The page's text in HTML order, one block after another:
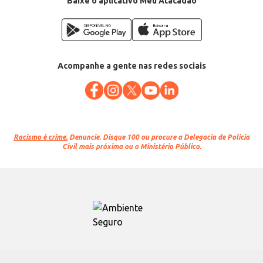
Acompanhe a gente nas redes sociais
Racismo é crime. Denuncie. Disque 100 ou procure a Delegacia de Polícia
Civil mais próxima ou o Ministério Público.